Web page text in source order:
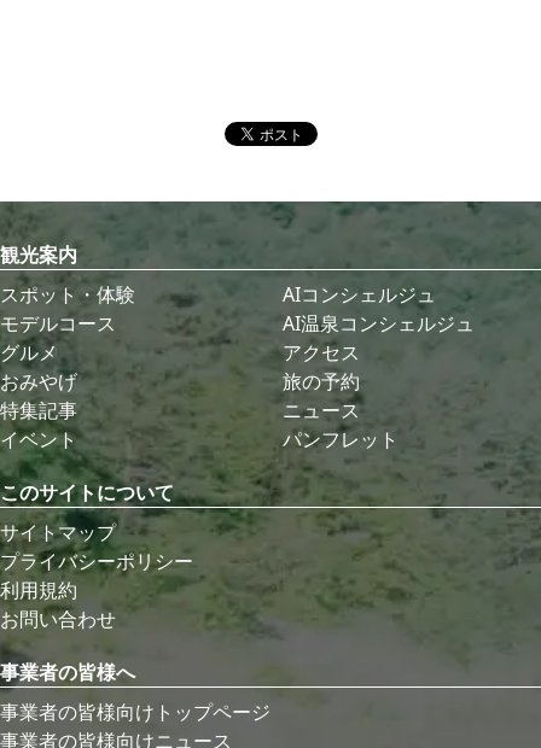
観光案内
スポット・体験
モデルコース
グルメ
おみやげ
特集記事
イベント
AIコンシェルジュ
AI温泉コンシェルジュ
アクセス
旅の予約
ニュース
パンフレット
このサイトについて
サイトマップ
プライバシーポリシー
利用規約
お問い合わせ
事業者の皆様へ
事業者の皆様向けトップページ
事業者の皆様向けニュース